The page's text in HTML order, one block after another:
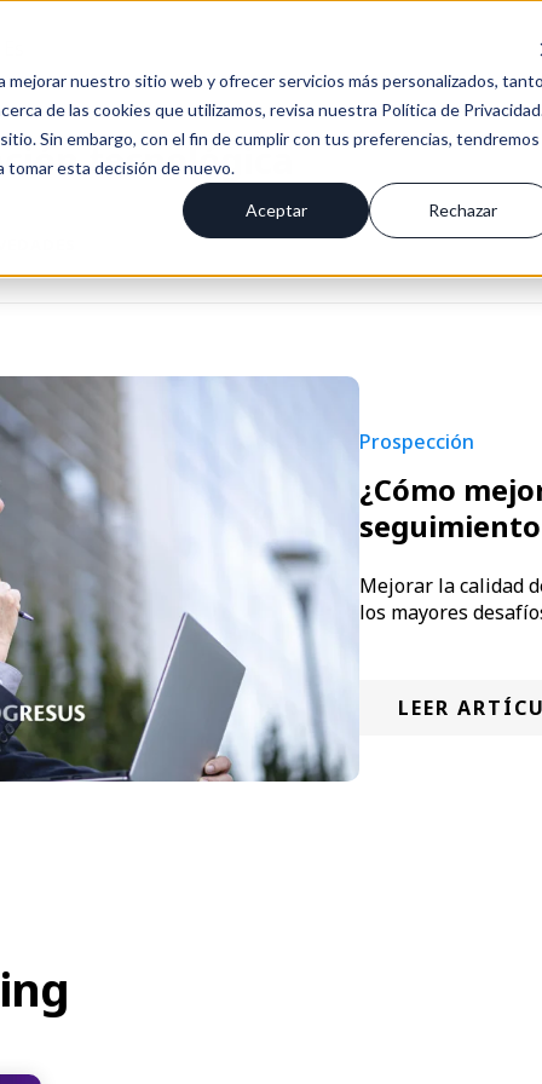
nuestro sitio web y ofrecer servicios más personalizados,
de las cookies que utilizamos, revisa nuestra Política de
Sin embargo, con el fin de cumplir con tus preferencias, tendremos
tomar esta decisión de nuevo.
Aceptar Rechazar
tecnológica
Prospección
¿Cómo
Mejorar la calidad
los mayores
LEER